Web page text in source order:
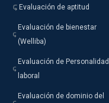
Evaluación de aptitud
Evaluación de bienestar
(Welliba)
Evaluación de Personalidad
laboral
Evaluación de dominio del